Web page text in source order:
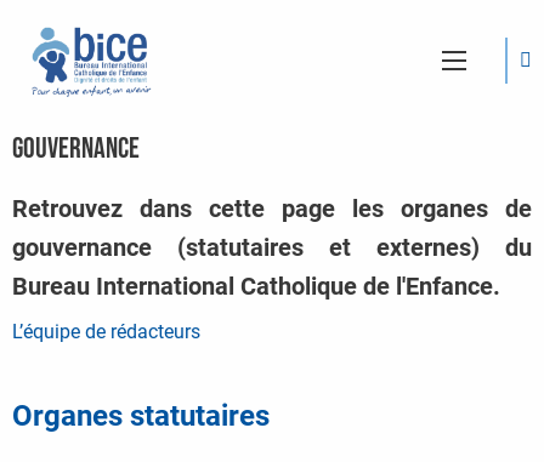
Gouvernance
Retrouvez dans cette page les organes de
gouvernance (statutaires et externes) du
Bureau International Catholique de l'Enfance.
L’équipe de rédacteurs
Organes statutaires